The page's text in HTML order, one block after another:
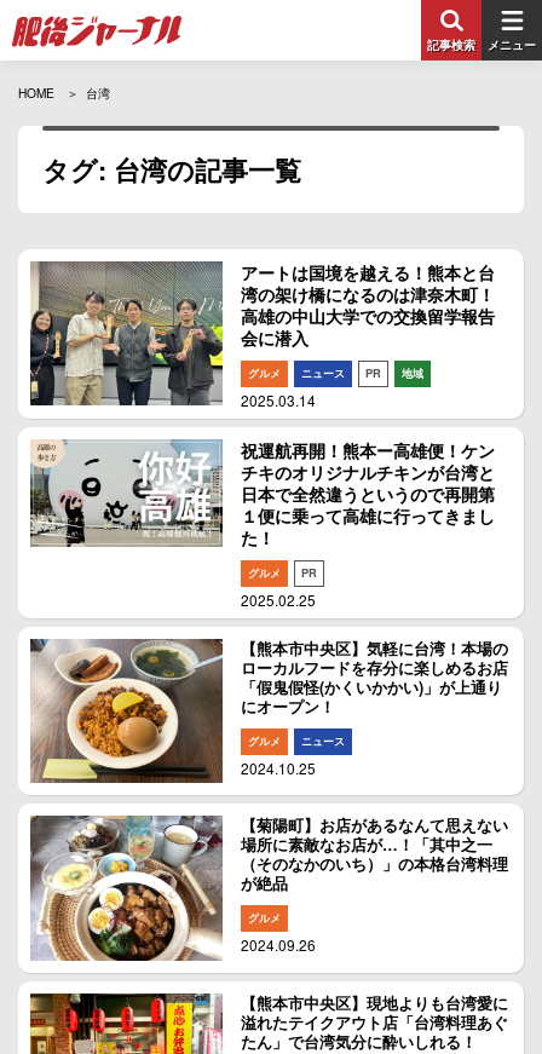
記事検索 メニュー
HOME 台湾
タグ: 台湾の記事一覧
アートは国境を越える！熊本と台
湾の架け橋になるのは津奈木町！
高雄の中山大学での交換留学報告
会に潜入
グルメ ニュース PR 地域
2025.03.14
祝運航再開！熊本ー高雄便！ケン
チキのオリジナルチキンが台湾と
日本で全然違うというので再開第
１便に乗って高雄に行ってきまし
た！
グルメ PR
2025.02.25
【熊本市中央区】気軽に台湾！本場の
ローカルフードを存分に楽しめるお店
「假鬼假怪(かくいかかい)」が上通り
にオープン！
グルメ ニュース
2024.10.25
【菊陽町】お店があるなんて思えない
場所に素敵なお店が…！「其中之一
（そのなかのいち）」の本格台湾料理
が絶品
グルメ
2024.09.26
【熊本市中央区】現地よりも台湾愛に
溢れたテイクアウト店「台湾料理あぐ
たん」で台湾気分に酔いしれる！